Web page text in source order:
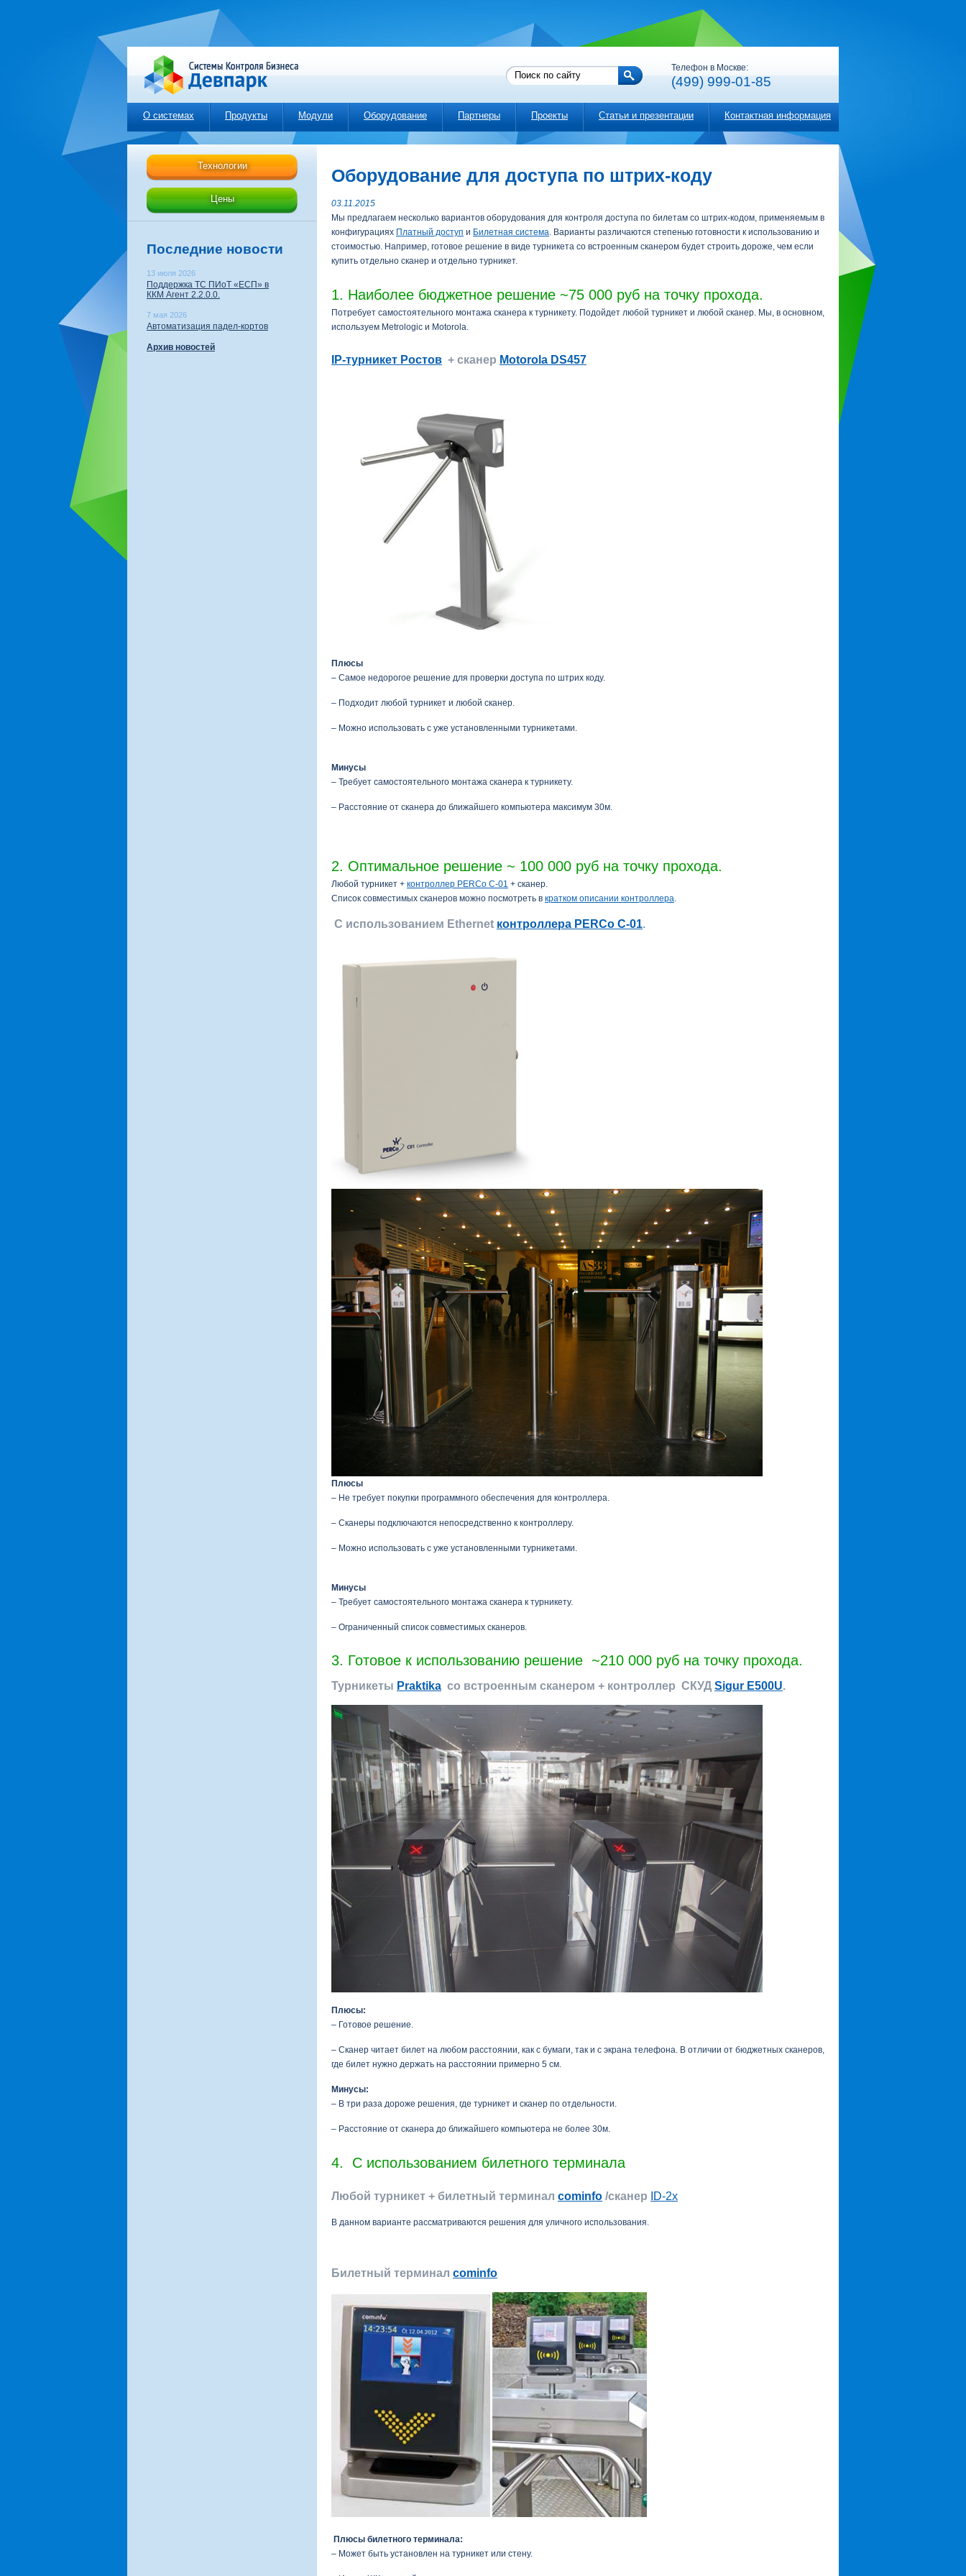
Телефон в Москве:
(499) 999-01-85
О системах Продукты Модули Оборудование Партнеры Проекты Статьи и презентации Контактная информация
Оборудование для доступа по штрих-коду
03.11.2015
Мы предлагаем несколько вариантов оборудования для контроля доступа по билетам со штрих-кодом, применяемым в
конфигурациях Платный доступ и Билетная система. Варианты различаются степенью готовности к использованию и
стоимостью. Например, готовое решение в виде турникета со встроенным сканером будет строить дороже, чем если
купить отдельно сканер и отдельно турникет.
1. Наиболее бюджетное решение ~75 000 руб на точку прохода.
Потребует самостоятельного монтажа сканера к турникету. Подойдет любой турникет и любой сканер. Мы, в основном,
используем Metrologic и Motorola.
IP-турникет Ростов + сканер Motorola DS457
Плюсы
– Самое недорогое решение для проверки доступа по штрих коду.
– Подходит любой турникет и любой сканер.
– Можно использовать с уже установленными турникетами.
Минусы
– Требует самостоятельного монтажа сканера к турникету.
– Расстояние от сканера до ближайшего компьютера максимум 30м.
2. Оптимальное решение ~ 100 000 руб на точку прохода.
Любой турникет + контроллер PERCo C-01 + сканер.
Список совместимых сканеров можно посмотреть в кратком описании контроллера
С использованием Ethernet контроллера PERCo C-01.
Плюсы
– Не требует покупки программного обеспечения для контроллера.
– Сканеры подключаются непосредственно к контроллеру.
– Можно использовать с уже установленными турникетами.
Минусы
– Требует самостоятельного монтажа сканера к турникету.
– Ограниченный список совместимых сканеров.
3. Готовое к использованию решение ~210 000 руб на точку прохода.
Турникеты Praktika со встроенным сканером + контроллер СКУД Sigur E500U.
Плюсы:
– Готовое решение.
– Сканер читает билет на любом расстоянии, как с бумаги, так и с экрана телефона. В отличии от бюджетных сканеров,
где билет нужно держать на расстоянии примерно 5 см.
Минусы:
– В три раза дороже решения, где турникет и сканер по отдельности.
– Расстояние от сканера до ближайшего компьютера не более 30м.
4. С использованием билетного терминала
Любой турникет + билетный терминал cominfo /сканер ID-2х
В данном варианте рассматриваются решения для уличного использования.
Билетный терминал cominfo
Плюсы билетного терминала:
– Может быть установлен на турникет или стену.
Технологии
Цены
Последние новости
13 июля 2026
Поддержка ТС ПИоТ «ЕСП» в
ККМ Агент 2.2.0.0.
7 мая 2026
Автоматизация падел-кортов
Архив новостей